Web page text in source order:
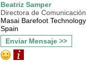
Beatriz Samper
Directora de Comunicación
Masai Barefoot Technology
Spain
Enviar Mensaje >>